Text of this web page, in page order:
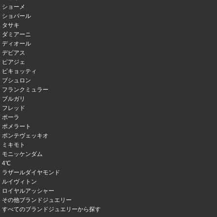
ショーメ
ショパール
タサキ
ダミアーニ
ディオール
デビアス
ピアジェ
ピキョッティ
ブシュロン
フランクミュラー
ブルガリ
フレッド
ポーラ
ポメラート
ポンテヴェッキオ
ミキモト
モニッケンダム
4℃
ラザールダイヤモンド
ルイヴィトン
ロイヤルアッシャー
その他ブランドジュエリー
すべてのブランドジュエリーから探す